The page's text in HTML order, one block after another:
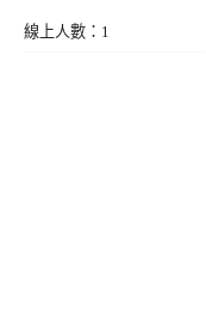
線上人數：1